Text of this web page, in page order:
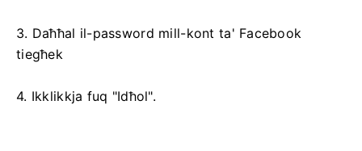
3. Daħħal il-password mill-kont ta' Facebook
tiegħek
4. Ikklikkja fuq "Idħol".